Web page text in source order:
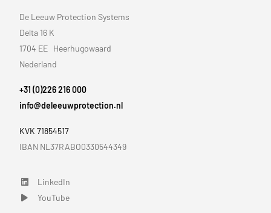
De Leeuw Protection Systems
Delta 16 K
1704 EE Heerhugowaard
Nederland
+31 (0)226 216 000
info@deleeuwprotection.nl
KVK 71854517
IBAN NL37RABO0330544349
LinkedIn
LinkedIn
YouTube
YouTube